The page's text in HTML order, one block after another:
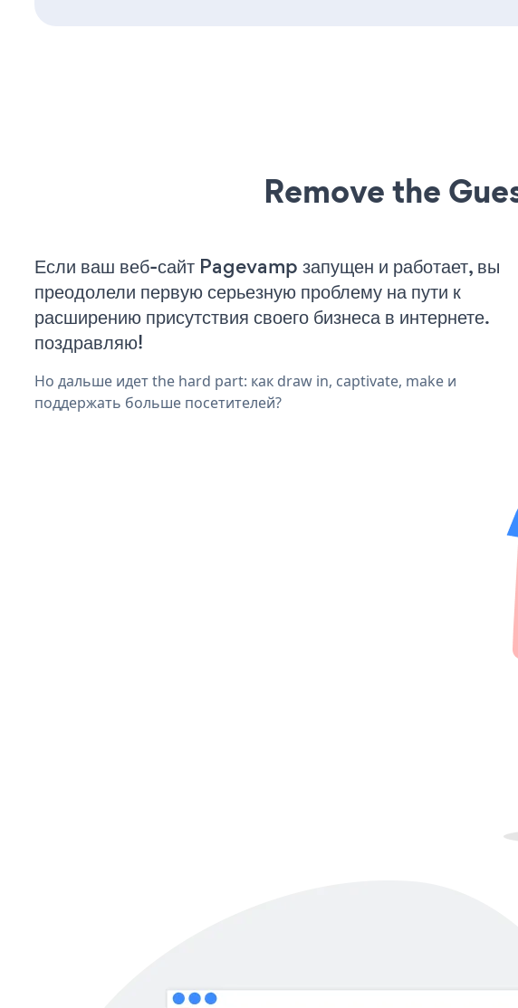
Remove the
Если ваш веб-сайт Pagevamp запущен и работает, вы
преодолели первую серьезную проблему на пути к
расширению присутствия своего бизнеса в интернете.
поздравляю!
Но дальше идет the hard part: как draw in, captivate, make и
поддержать больше посетителей?